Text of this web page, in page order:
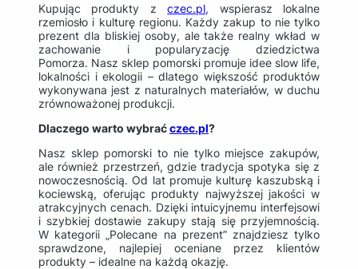
Kupując produkty zczec.pl, wspierasz lokalne
rzemiosło i kulturę regionu. Każdy zakup to nie tylko
prezent dla bliskiej osoby, ale także realny wkład w
zachowanie i popularyzację dziedzictwa
Pomorza. Nasz sklep pomorski promuje idee slow life,
lokalności i ekologii – dlatego większość produktów
wykonywana jest z naturalnych materiałów, w duchu
zrównoważonej produkcji.
Dlaczego warto wybraćczec.pl?
Nasz sklep pomorski to nie tylko miejsce zakupów,
ale również przestrzeń, gdzie tradycja spotyka się z
nowoczesnością. Od lat promuje kulturę kaszubską i
kociewską, oferując produkty najwyższej jakości w
atrakcyjnych cenach. Dzięki intuicyjnemu interfejsowi
i szybkiej dostawie zakupy stają się przyjemnością.
W kategorii „Polecane na prezent” znajdziesz tylko
sprawdzone, najlepiej oceniane przez klientów
produkty – idealne na każdą okazję.